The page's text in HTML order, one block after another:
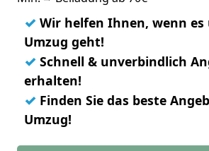
✓ Wir helfen Ihnen, wenn
Umzug geht!
✓ Schnell & unverbindlich
erhalten!
✓ Finden Sie das beste
Umzug!